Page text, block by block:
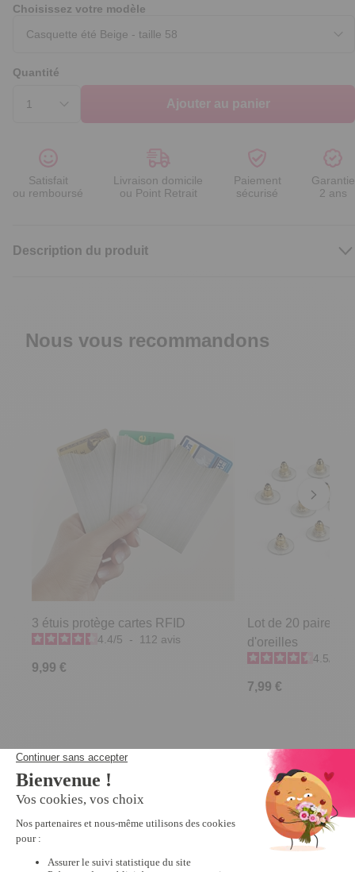
Choisissez votre modèle
Quantité
Ajouter au panier
Satisfait
ou remboursé
Livraison domicile
ou Point Retrait
Paiement
sécurisé
Garantie
2 ans
Description du produit
Nous vous recommandons
3 étuis protège cartes RFID
4.4/5 - 112 avis
9,99 €
Lot de 20 paires
d'oreilles
4.5/
7,99 €
Derniers articles consultés